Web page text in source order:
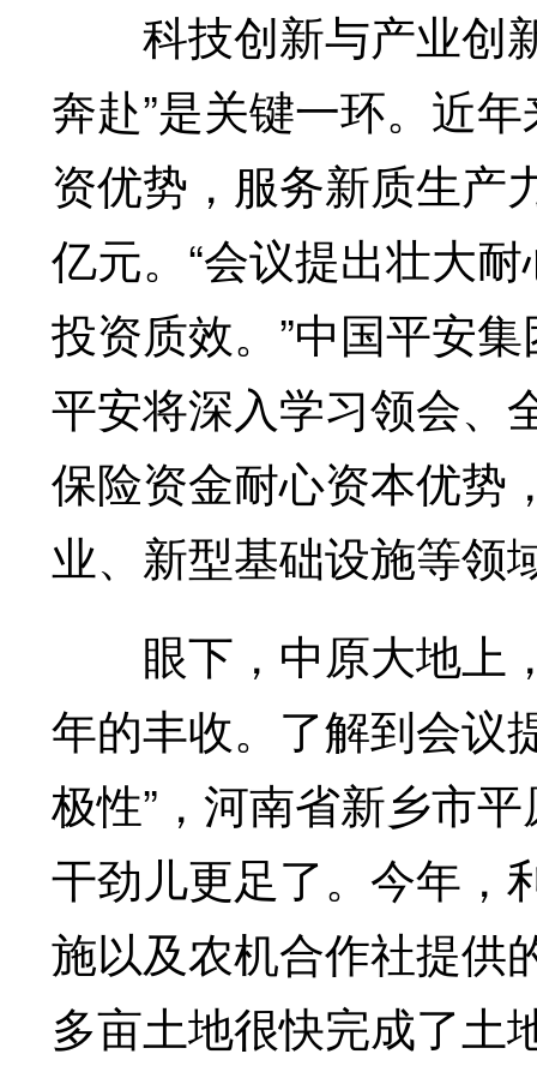
科技创新与产业创新
奔赴”是关键一环。近
资优势，服务新质生产
亿元。“会议提出壮大
投资质效。”中国平安
平安将深入学习领会、
保险资金耐心资本优势
业、新型基础设施等领
眼下，中原大地上
年的丰收。了解到会议
极性”，河南省新乡市
干劲儿更足了。今年，
施以及农机合作社提供
多亩土地很快完成了土